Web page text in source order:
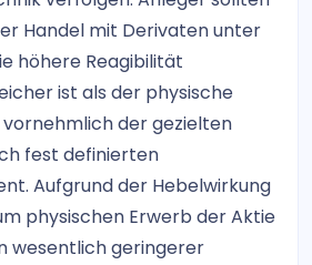
Handel mit Derivaten unter
höhere Reagibilität
ist als der physische
der gezielten
fest definierten
Aufgrund der Hebelwirkung
physischen Erwerb der Aktie
wesentlich geringerer